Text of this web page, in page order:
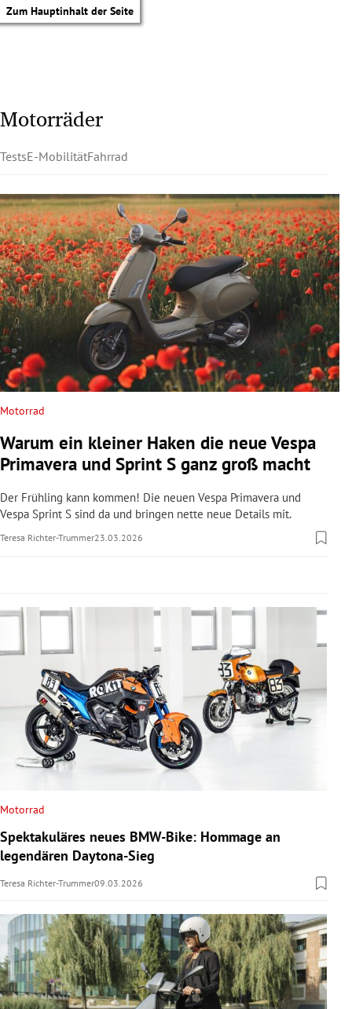
Zum Hauptinhalt der Seite
Untermenü
Untermenü
Untermenü
Untermenü
Untermenü
Untermenü
Untermenü
Motorräder
TestsE-MobilitätFahrrad
Motorrad
Warum ein kleiner Haken die neue Vespa
Primavera und Sprint S ganz groß macht
Der Frühling kann kommen! Die neuen Vespa Primavera und
Vespa Sprint S sind da und bringen nette neue Details mit.
Teresa Richter-Trummer23.03.2026
Motorrad
Spektakuläres neues BMW-Bike: Hommage an
legendären Daytona-Sieg
Teresa Richter-Trummer09.03.2026